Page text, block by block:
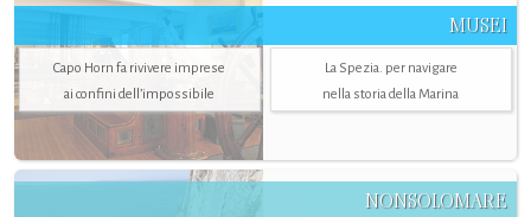
MUSEI
Capo Horn fa rivivere imprese
ai confini dell’impossibile
La Spezia. per navigare
nella storia della Marina
NONSOLOMARE